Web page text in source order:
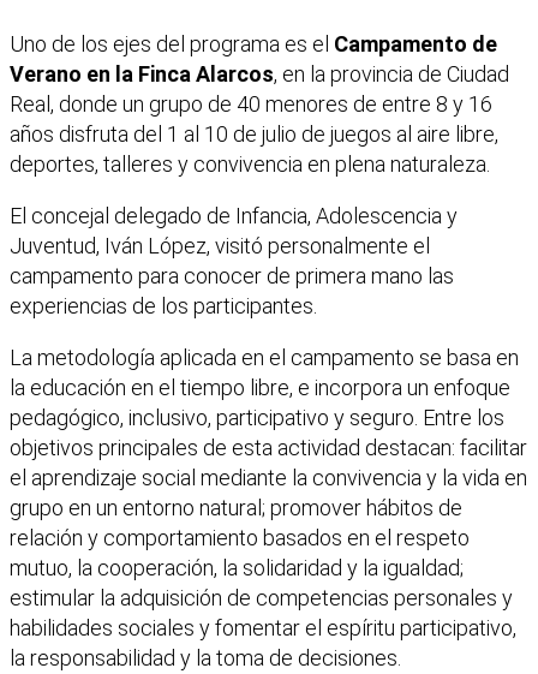
Uno de los ejes del programa es el Campamento de
Verano en la Finca Alarcos, en la provincia de Ciudad
Real, donde un grupo de 40 menores de entre 8 y 16
años disfruta del 1 al 10 de julio de juegos al aire libre,
deportes, talleres y convivencia en plena naturaleza.
El concejal delegado de Infancia, Adolescencia y
Juventud, Iván López, visitó personalmente el
campamento para conocer de primera mano las
experiencias de los participantes.
La metodología aplicada en el campamento se basa en
la educación en el tiempo libre, e incorpora un enfoque
pedagógico, inclusivo, participativo y seguro. Entre los
objetivos principales de esta actividad destacan: facilitar
el aprendizaje social mediante la convivencia y la vida en
grupo en un entorno natural; promover hábitos de
relación y comportamiento basados en el respeto
mutuo, la cooperación, la solidaridad y la igualdad;
estimular la adquisición de competencias personales y
habilidades sociales y fomentar el espíritu participativo,
la responsabilidad y la toma de decisiones.